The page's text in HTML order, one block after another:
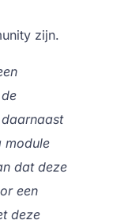
zijn.
module
dat deze
een
deze